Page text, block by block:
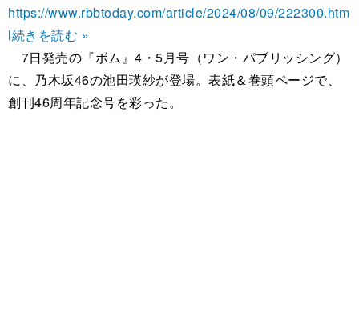
https://www.rbbtoday.com/article/2024/08/09/222300.htm
l続きを読む »
7日発売の『ボム』4・5月号（ワン・パブリッシング）
に、乃木坂46の池田瑛紗が登場。表紙＆巻頭ページで、
創刊46周年記念号を彩った。